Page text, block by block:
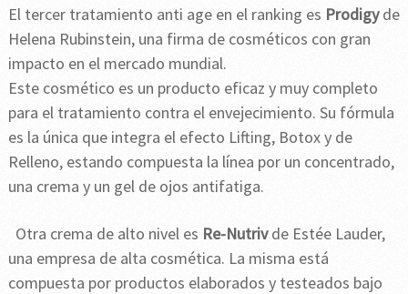
El tercer tratamiento anti age en el ranking es Prodigyde
Helena Rubinstein, una firma de cosméticos con gran
impacto en el mercado mundial.
Este cosmético es un producto eficaz y muy completo
para el tratamiento contra el envejecimiento. Su fórmula
es la única que integra el efecto Lifting, Botox y de
Relleno, estando compuesta la línea por un concentrado,
una crema y un gel de ojos antifatiga.
Otra crema de alto nivel es Re-Nutrivde Estée Lauder,
una empresa de alta cosmética. La misma está
compuesta por productos elaborados y testeados bajo